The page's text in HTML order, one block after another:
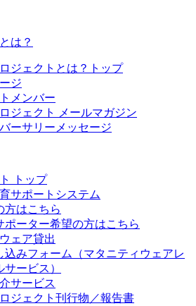
は？
ジェクトとは？トップ
ジ
メンバー
ジェクト メールマガジン
ーサリーメッセージ
トップ
サポートシステム
方はこちら
ポーター希望の方はこちら
ェア貸出
込みフォーム（マタニティウェアレ
サービス）
サービス
ジェクト刊行物／報告書